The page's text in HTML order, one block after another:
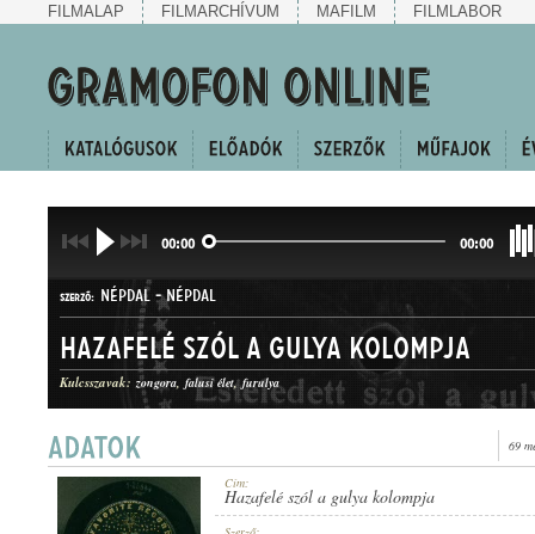
FILMALAP FILMARCHÍVUM MAFILM FILMLABOR
00:00 00:00
SZERZŐ: NÉPDAL -NÉPDAL
MŰFAJ: HALLGATÓ
Hazafelé szól a gulya kolompja
Kulcsszavak: zongora falusi élet furulya
69
Cím:
Hazafelé szól a gulya kolompja